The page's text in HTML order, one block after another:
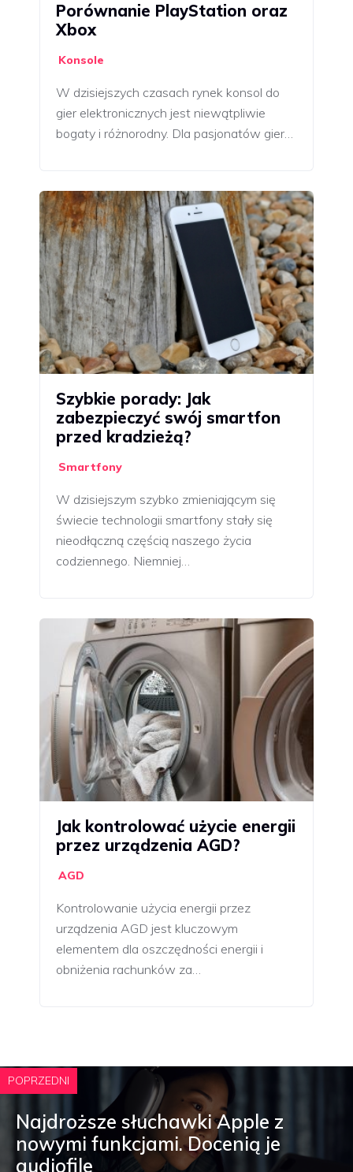
Porównanie PlayStation oraz
Xbox
Konsole
W dzisiejszych czasach rynek konsol do
gier elektronicznych jest niewątpliwie
bogaty i różnorodny. Dla pasjonatów gier…
Szybkie porady: Jak
zabezpieczyć swój smartfon
przed kradzieżą?
Smartfony
W dzisiejszym szybko zmieniającym się
świecie technologii smartfony stały się
nieodłączną częścią naszego życia
codziennego. Niemniej…
Jak kontrolować użycie energii
przez urządzenia AGD?
AGD
Kontrolowanie użycia energii przez
urządzenia AGD jest kluczowym
elementem dla oszczędności energii i
obniżenia rachunków za…
POPRZEDNI
Najdroższe słuchawki Apple z
nowymi funkcjami. Docenią je
audiofile